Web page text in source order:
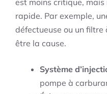
est moins critique,
rapide. Par exemple,
défectueuse ou un
être la cause.
Système
pompe à